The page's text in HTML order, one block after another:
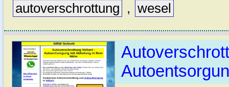
autoverschrottung
, wesel